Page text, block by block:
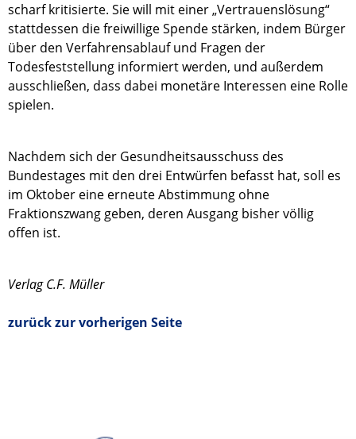
scharf kritisierte. Sie will mit einer „Vertrauenslösung“
stattdessen die freiwillige Spende stärken, indem Bürger
über den Verfahrensablauf und Fragen der
Todesfeststellung informiert werden, und außerdem
ausschließen, dass dabei monetäre Interessen eine Rolle
spielen.
Nachdem sich der Gesundheitsausschuss des
Bundestages mit den drei Entwürfen befasst hat, soll es
im Oktober eine erneute Abstimmung ohne
Fraktionszwang geben, deren Ausgang bisher völlig
offen ist.
Verlag C.F. Müller
zurück zur vorherigen Seite